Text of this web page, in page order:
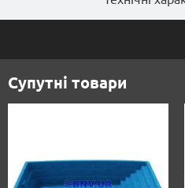
Супутні товари